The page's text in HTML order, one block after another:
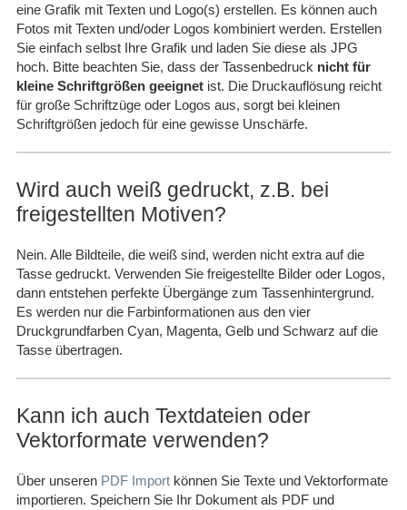
eine Grafik mit Texten und Logo(s) erstellen. Es können auch
Fotos mit Texten und/oder Logos kombiniert werden. Erstellen
Sie einfach selbst Ihre Grafik und laden Sie diese als JPG
hoch. Bitte beachten Sie, dass der Tassenbedruck nicht für
kleine Schriftgrößen geeignet ist. Die Druckauflösung reicht
für große Schriftzüge oder Logos aus, sorgt bei kleinen
Schriftgrößen jedoch für eine gewisse Unschärfe.
Wird auch weiß gedruckt, z.B. bei
freigestellten Motiven?
Nein. Alle Bildteile, die weiß sind, werden nicht extra auf die
Tasse gedruckt. Verwenden Sie freigestellte Bilder oder Logos,
dann entstehen perfekte Übergänge zum Tassenhintergrund.
Es werden nur die Farbinformationen aus den vier
Druckgrundfarben Cyan, Magenta, Gelb und Schwarz auf die
Tasse übertragen.
Kann ich auch Textdateien oder
Vektorformate verwenden?
Über unseren PDF Import können Sie Texte und Vektorformate
importieren. Speichern Sie Ihr Dokument als PDF und